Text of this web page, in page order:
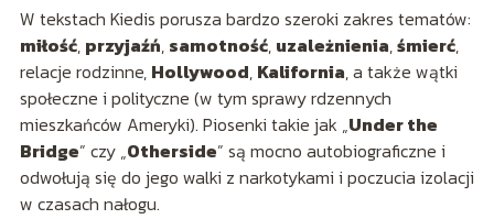
W tekstach Kiedis porusza bardzo szeroki zakres tematów:
miłość, przyjaźń, samotność, uzależnienia,śmierć,
relacje rodzinne, Hollywood, Kalifornia, a także wątki
społeczne i polityczne (w tym sprawy rdzennych
mieszkańców Ameryki). Piosenki takie jak „Under the
Bridge” czy „Otherside” są mocno autobiograficzne i
odwołują się do jego walki z narkotykami i poczucia izolacji
w czasach nałogu.